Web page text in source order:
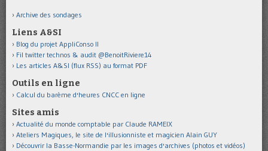
Archive des sondages
Liens A&SI
Blog du projet AppliConso II
Fil twitter technos & audit @BenoitRiviere14
Les articles A&SI (flux RSS) au format PDF
Outils en ligne
Calcul du barème d'heures CNCC en ligne
Sites amis
Actualité du monde comptable par Claude RAMEIX
Ateliers Magiques, le site de l'illusionniste et magicien Alain GUY
Découvrir la Basse-Normandie par les images d'archives (photos et vidéos)